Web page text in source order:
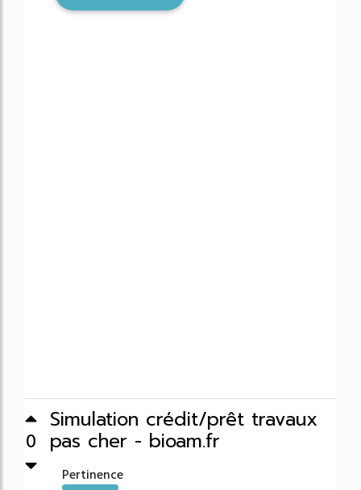
0
Simulation crédit/prêt travaux
pas cher - bioam.fr
Pertinence